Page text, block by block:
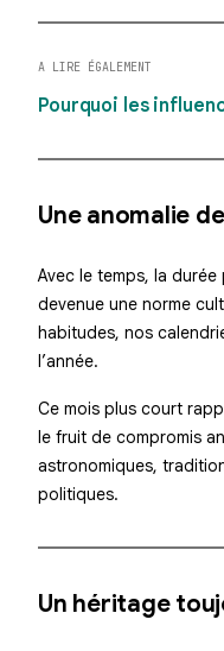
A LIRE ÉGALEMENT
Pourquoi les
Une anomalie
Avec le temps, la
devenue une norme
habitudes, nos
l’année.
Ce mois plus court
le fruit de compromis
astronomiques,
politiques.
Un héritage